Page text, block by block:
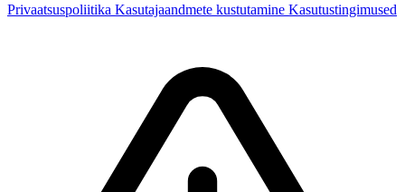
Privaatsuspoliitika Kasutajaandmete kustutamine Kasutustingimused